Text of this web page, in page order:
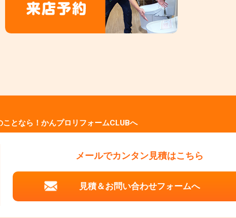
となら！かんプロリフォームCLUBへ
メールでカンタン見積はこちら
見積＆お問い合わせフォームへ